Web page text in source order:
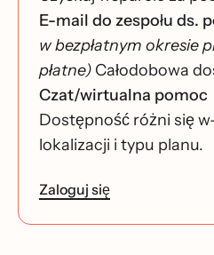
E-mail do zespołu ds.
w bezpłatnym okresie
płatne) Całodobowa
Czat/wirtualna pomoc
Dostępność różni się
lokalizacji i typu planu.
Zaloguj się